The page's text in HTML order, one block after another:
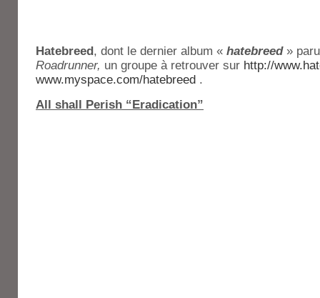
Hatebreed, dont le dernier album « hatebreed»
Roadrunner, un groupe à retrouver sur http://
www.myspace.com/hatebreed .
All shall Perish “Eradication”